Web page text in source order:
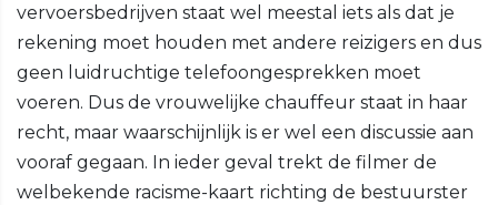
vervoersbedrijven staat wel meestal iets als dat je
rekening moet houden met andere reizigers en dus
geen luidruchtige telefoongesprekken moet
voeren. Dus de vrouwelijke chauffeur staat in haar
recht, maar waarschijnlijk is er wel een discussie aan
vooraf gegaan. In ieder geval trekt de filmer de
welbekende racisme-kaart richting de bestuurster